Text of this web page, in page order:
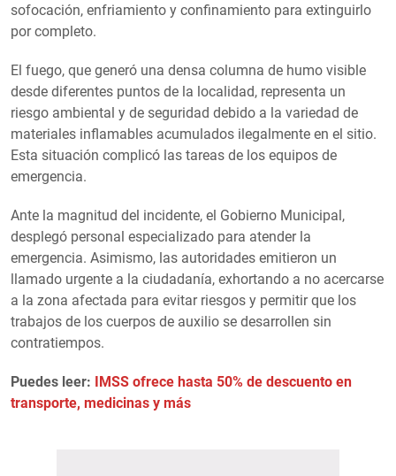
sofocación, enfriamiento y confinamiento para extinguirlo
por completo.
El fuego, que generó una densa columna de humo visible
desde diferentes puntos de la localidad, representa un
riesgo ambiental y de seguridad debido a la variedad de
materiales inflamables acumulados ilegalmente en el sitio.
Esta situación complicó las tareas de los equipos de
emergencia.
Ante la magnitud del incidente, el Gobierno Municipal,
desplegó personal especializado para atender la
emergencia. Asimismo, las autoridades emitieron un
llamado urgente a la ciudadanía, exhortando a no acercarse
a la zona afectada para evitar riesgos y permitir que los
trabajos de los cuerpos de auxilio se desarrollen sin
contratiempos.
Puedes leer: IMSS ofrece hasta 50% de descuento en
transporte, medicinas y más